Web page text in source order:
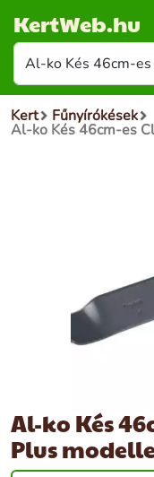
KertWeb.hu
Kert Fűnyírókések
Al-ko Kés 46cm-es
Al-ko Kés
Plus